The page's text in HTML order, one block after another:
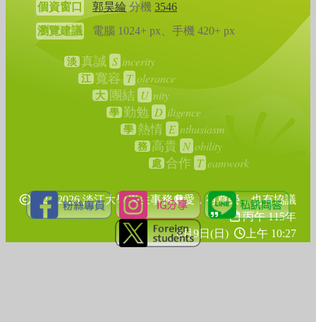
個資窗口 郭昊綸 分機3546
瀏覽建議
電腦 1024+ px、手機 420+ px
淡 真誠 S incerity
江 寬容 T olerance
大 團結 U nity
學 勤勉 D iligence
學 熱情 E nthusiasm
務 高貴 N obility
處 合作 T eamwork
2024-2026 淡江大學學生事務處愛，有尊榮，也有協議
丙午 115年
8月9日(日)
上午 10:27